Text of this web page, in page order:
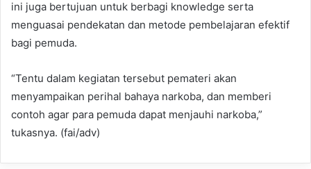
ini juga bertujuan untuk berbagi knowledge serta
menguasai pendekatan dan metode pembelajaran efektif
bagi pemuda.
“Tentu dalam kegiatan tersebut pemateri akan
menyampaikan perihal bahaya narkoba, dan memberi
contoh agar para pemuda dapat menjauhi narkoba,”
tukasnya. (fai/adv)